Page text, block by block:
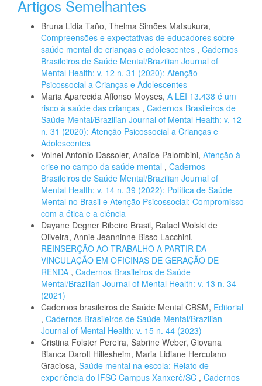
Artigos Semelhantes
Bruna Lidia Taño, Thelma Simões Matsukura,
Compreensões e expectativas de educadores sobre
saúde mental de crianças e adolescentes , Cadernos
Brasileiros de Saúde Mental/Brazilian Journal of
Mental Health: v. 12 n. 31 (2020): Atenção
Psicossocial a Crianças e Adolescentes
Maria Aparecida Affonso Moyses, A LEI 13.438 é um
risco à saúde das crianças , Cadernos Brasileiros de
Saúde Mental/Brazilian Journal of Mental Health: v. 12
n. 31 (2020): Atenção Psicossocial a Crianças e
Adolescentes
Volnei Antonio Dassoler, Analice Palombini, Atenção à
crise no campo da saúde mental , Cadernos
Brasileiros de Saúde Mental/Brazilian Journal of
Mental Health: v. 14 n. 39 (2022): Política de Saúde
Mental no Brasil e Atenção Psicossocial: Compromisso
com a ética e a ciência
Dayane Degner Ribeiro Brasil, Rafael Wolski de
Oliveira, Annie Jeanninne Bisso Lacchini,
REINSERÇÃO AO TRABALHO A PARTIR DA
VINCULAÇÃO EM OFICINAS DE GERAÇÃO DE
RENDA , Cadernos Brasileiros de Saúde
Mental/Brazilian Journal of Mental Health: v. 13 n. 34
(2021)
Cadernos brasileiros de Saúde Mental CBSM, Editorial
, Cadernos Brasileiros de Saúde Mental/Brazilian
Journal of Mental Health: v. 15 n. 44 (2023)
Cristina Folster Pereira, Sabrine Weber, Giovana
Bianca Darolt Hillesheim, Maria Lidiane Herculano
Graciosa, Saúde mental na escola: Relato de
experiência do IFSC Campus Xanxerê/SC , Cadernos